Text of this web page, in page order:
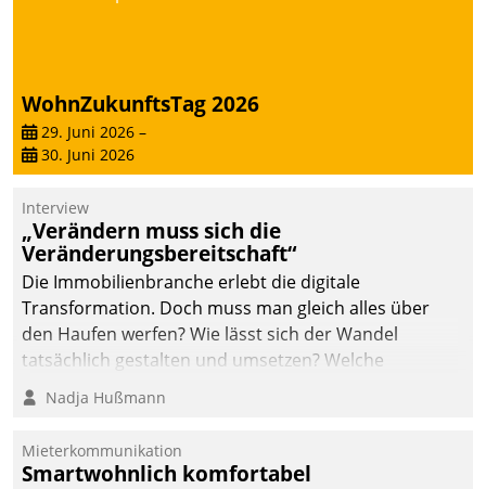
WohnZukunftsTag 2026
29. Juni 2026 –
30. Juni 2026
Interview
„Verändern muss sich die
Veränderungsbereitschaft“
Die Immobilienbranche erlebt die digitale
Transformation. Doch muss man gleich alles über
den Haufen werfen? Wie lässt sich der Wandel
tatsächlich gestalten und umsetzen? Welche
Argumente zählen wirklich?
Nadja Hußmann
Mieterkommunikation
Smartwohnlich komfortabel